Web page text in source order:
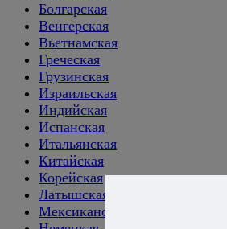
Болгарская
Венгерская
Вьетнамская
Греческая
Грузинская
Израильская
Индийская
Испанская
Итальянская
Китайская
Корейская
Латышская
Мексиканская